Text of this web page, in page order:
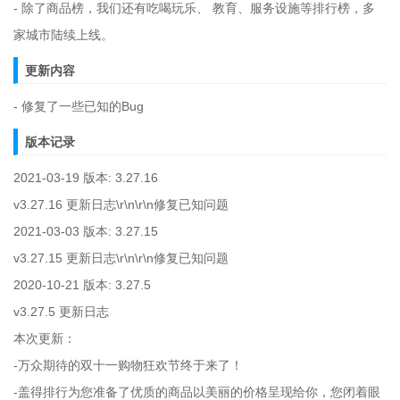
- 除了商品榜，我们还有吃喝玩乐、 教育、服务设施等排行榜，多
家城市陆续上线。
更新内容
- 修复了一些已知的Bug
版本记录
2021-03-19 版本: 3.27.16
v3.27.16 更新日志\r\n\r\n修复已知问题
2021-03-03 版本: 3.27.15
v3.27.15 更新日志\r\n\r\n修复已知问题
2020-10-21 版本: 3.27.5
v3.27.5 更新日志
本次更新：
-万众期待的双十一购物狂欢节终于来了！
-盖得排行为您准备了优质的商品以美丽的价格呈现给你，您闭着眼